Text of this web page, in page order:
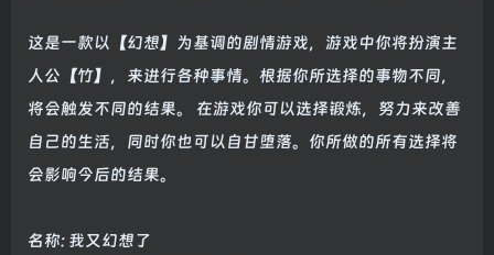
这是一款以【幻想】为基调的剧情游戏，游戏中你将扮演主
人公【竹】，来进行各种事情。根据你所选择的事物不同，
将会触发不同的结果。 在游戏你可以选择锻炼，努力来改善
自己的生活，同时你也可以自甘堕落。你所做的所有选择将
会影响今后的结果。
名称: 我又幻想了